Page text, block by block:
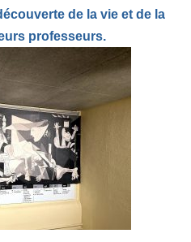
de la vie et de la
professeurs.